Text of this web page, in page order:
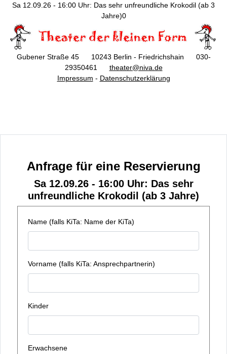
Sa 12.09.26 - 16:00 Uhr: Das sehr unfreundliche Krokodil (ab 3
Jahre)0
Gubener Straße 45 10243 Berlin - Friedrichshain 030-
29350461 theater@niva.de
Impressum - Datenschutzerklärung
Anfrage für eine Reservierung
Sa 12.09.26 - 16:00 Uhr: Das sehr
unfreundliche Krokodil (ab 3 Jahre)
Name (falls KiTa: Name der KiTa)
Vorname (falls KiTa: Ansprechpartnerin)
Kinder
Erwachsene